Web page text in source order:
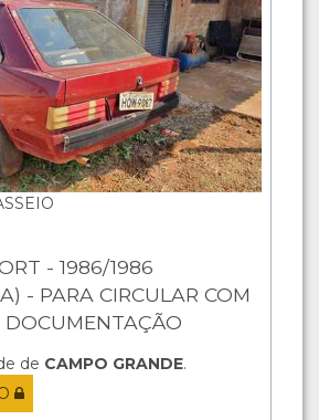
- 1986/1986
- PARA CIRCULAR COM
DOCUMENTAÇÃO
de CAMPO GRANDE.